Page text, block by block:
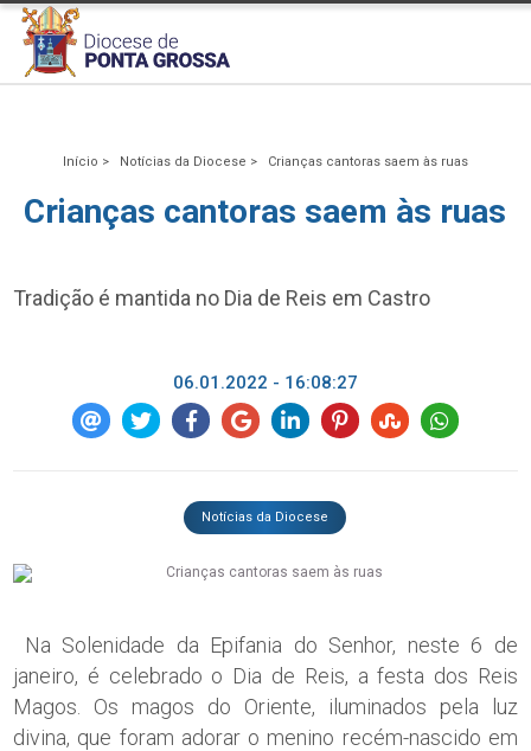
Início > Notícias da Diocese > Crianças cantoras saem às ruas
Crianças cantoras saem às ruas
Tradição é mantida no Dia de Reis em Castro
06.01.2022 - 16:08:27
Notícias da Diocese
Na Solenidade da Epifania do Senhor, neste 6 de
janeiro, é celebrado o Dia de Reis, a festa dos Reis
Magos. Os magos do Oriente, iluminados pela luz
divina, que foram adorar o menino recém-nascido em